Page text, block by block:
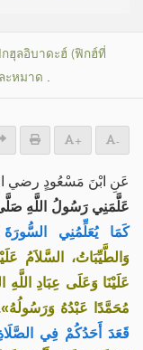
ฮุลอิบาดะฮ์ (ฟิกฮ์ที่
ะหมาด .
+ -
عَنِ ابْنَ مَسْعُودٍ رضي
عَلَّمَنِي رَسُولُ اللَّهِ
كَمَا يُعَلِّمُنِي
وَالطَّيِّبَاتُ، السَّلاَمُ
عَلَيْنَا وَعَلَى عِبَادِ اللَّهِ
مُحَمَّدًا عَبْدُهُ وَرَسُولُهُ»
قَعَدَ أَحَدُكُمْ فِي